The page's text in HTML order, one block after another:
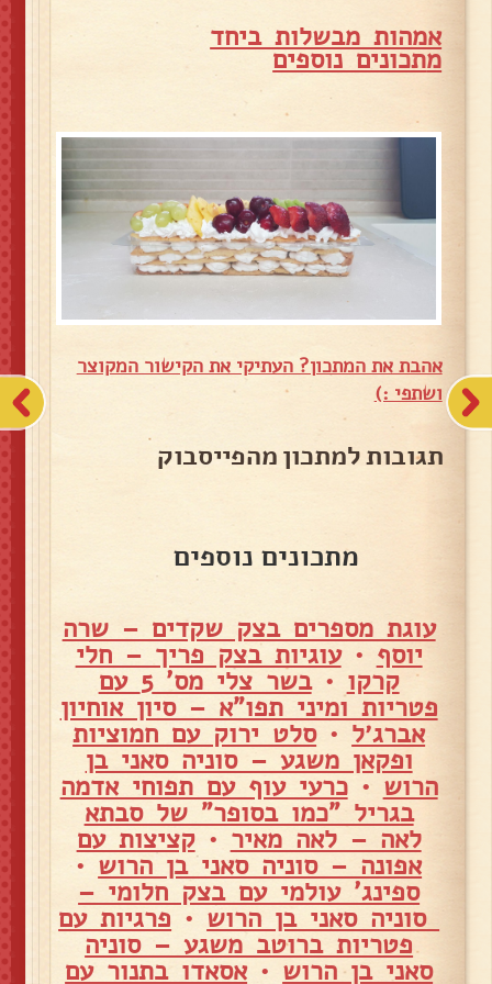
אמהות מבשלות ביחד
מתכונים נוספים
אהבת את המתכון? העתיקי את הקישור המקוצר
ושתפי :)
תגובות למתכון מהפייסבוק
מתכונים נוספים
עוגת מספרים בצק שקדים – שרה
יוסף •עוגיות בצק פריך – חלי
קרקו • בשר צלי מס' 5 עם
פטריות ומיני תפו"א – סיון אוחיון
אברג׳ל •סלט ירוק עם חמוציות
ופקאן משגע – סוניה סאני בן
הרוש •כרעי עוף עם תפוחי אדמה
בגריל "כמו בסופר" של סבתא
לאה – לאה מאיר •קציצות עם
אפונה – סוניה סאני בן הרוש •
ספינג' עולמי עם בצק חלומי –
סוניה סאני בן הרוש • פרגיות עם
פטריות ברוטב משגע – סוניה
סאני בן הרוש •אסאדו בתנור עם